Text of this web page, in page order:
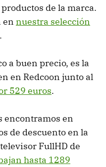
de la marca.
en nuestra selección
.
a buen precio, es la
en Redcoon junto al
529 euros.
encontramos en
de descuento en la
FullHD de
hasta 1289